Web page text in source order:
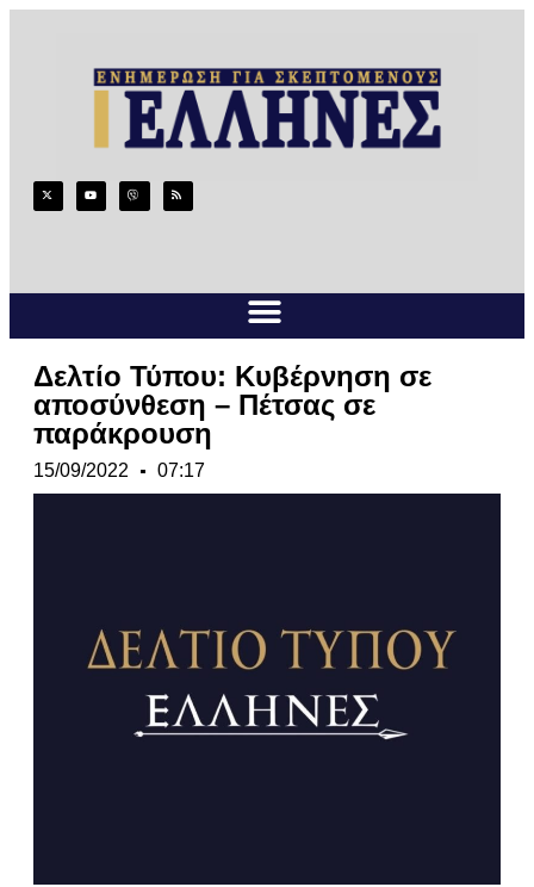
Δελτίο Τύπου: Κυβέρνηση σε
αποσύνθεση – Πέτσας σε
παράκρουση
15/09/2022 07:17